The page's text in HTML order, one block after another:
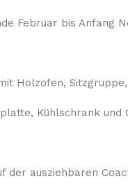
Februar bis Anfang
Holzofen,
Kühlschrank und
der ausziehbaren